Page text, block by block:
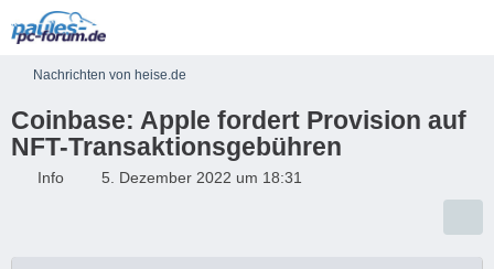
Nachrichten von heise.de
Coinbase: Apple fordert Provision auf
NFT-Transaktionsgebühren
Info 5. Dezember 2022 um 18:31